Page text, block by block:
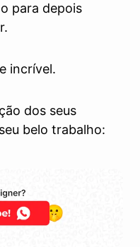
para depois
incrível.
dos seus
belo trabalho: